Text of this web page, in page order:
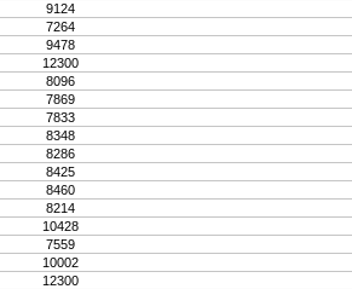
9124
7264
9478
12300
8096
7869
7833
8348
8286
8425
8460
8214
10428
7559
10002
12300